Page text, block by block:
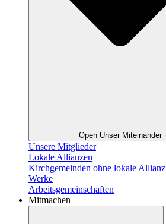
Open Unser Miteinander
Unsere Mitglieder
Lokale Allianzen
Kirchgemeinden ohne lokale Allianz
Werke
Arbeitsgemeinschaften
Mitmachen